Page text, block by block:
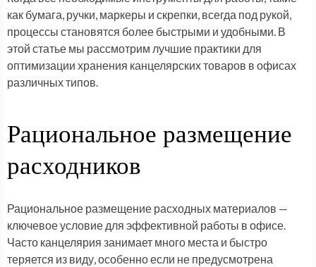
как бумага, ручки, маркеры и скрепки, всегда под рукой,
процессы становятся более быстрыми и удобными. В
этой статье мы рассмотрим лучшие практики для
оптимизации хранения канцелярских товаров в офисах
различных типов.
Рациональное размещение
расходников
Рациональное размещение расходных материалов —
ключевое условие для эффективной работы в офисе.
Часто канцелярия занимает много места и быстро
теряется из виду, особенно если не предусмотрена